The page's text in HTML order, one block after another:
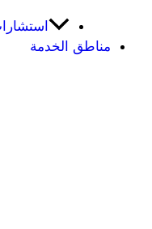
مناطق الخدمة